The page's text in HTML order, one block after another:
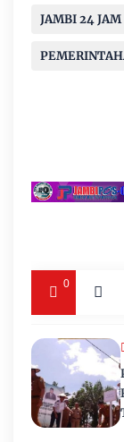
JAMBI 24 JAM
0